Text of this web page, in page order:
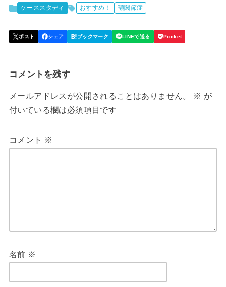
ケーススタディ おすすめ！ 顎関節症
コメントを残す
メールアドレスが公開されることはありません。 ※ が
付いている欄は必須項目です
コメント ※
名前 ※